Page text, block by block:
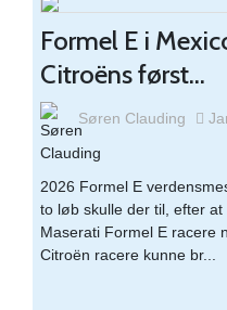
Formel E i
Citroëns først...
Søren Clauding
2026 Formel E
to løb skulle der til, efter
Maserati Formel E racere
Citroën racere kunne br...